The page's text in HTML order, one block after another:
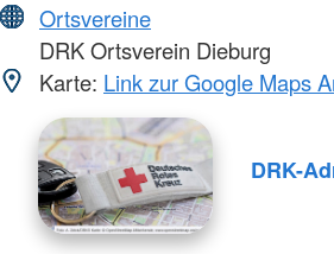
Ortsvereine
DRK Ortsverein Dieburg
Karte: Link zur Google Maps
DRK-